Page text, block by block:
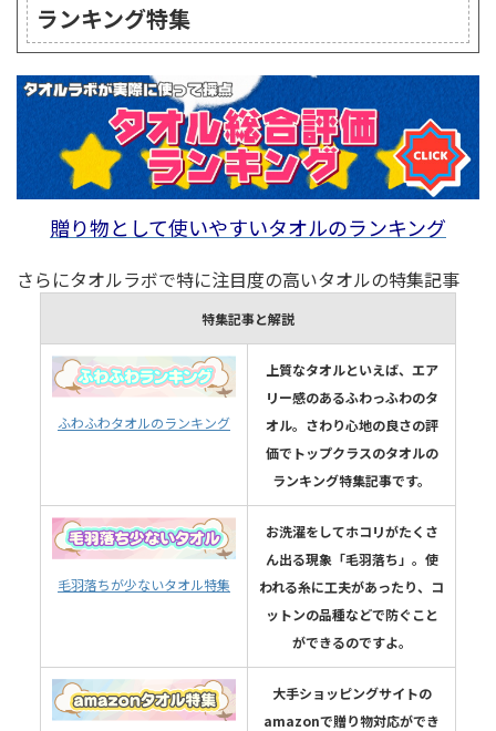
ランキング特集
贈り物として使いやすいタオルのランキング
さらにタオルラボで特に注目度の高いタオルの特集記事
特集記事と解説
ふわふわタオルのランキング
上質なタオルといえば、エア
リー感のあるふわっふわのタ
オル。さわり心地の良さの評
価でトップクラスのタオルの
ランキング特集記事です。
毛羽落ちが少ないタオル特集
お洗濯をしてホコリがたくさ
ん出る現象「毛羽落ち」。使
われる糸に工夫があったり、コ
ットンの品種などで防ぐこと
ができるのですよ。
大手ショッピングサイトの
amazonで贈り物対応ができ